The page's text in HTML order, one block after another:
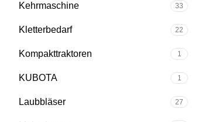
Kehrmaschine 33
Kletterbedarf 22
Kompakttraktoren 1
KUBOTA 1
Laubbläser 27